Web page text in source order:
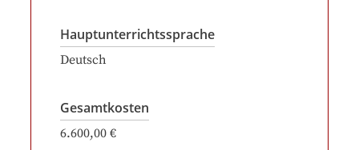
Hauptunterrichtssprache
Deutsch
Gesamtkosten
6.600,00 €